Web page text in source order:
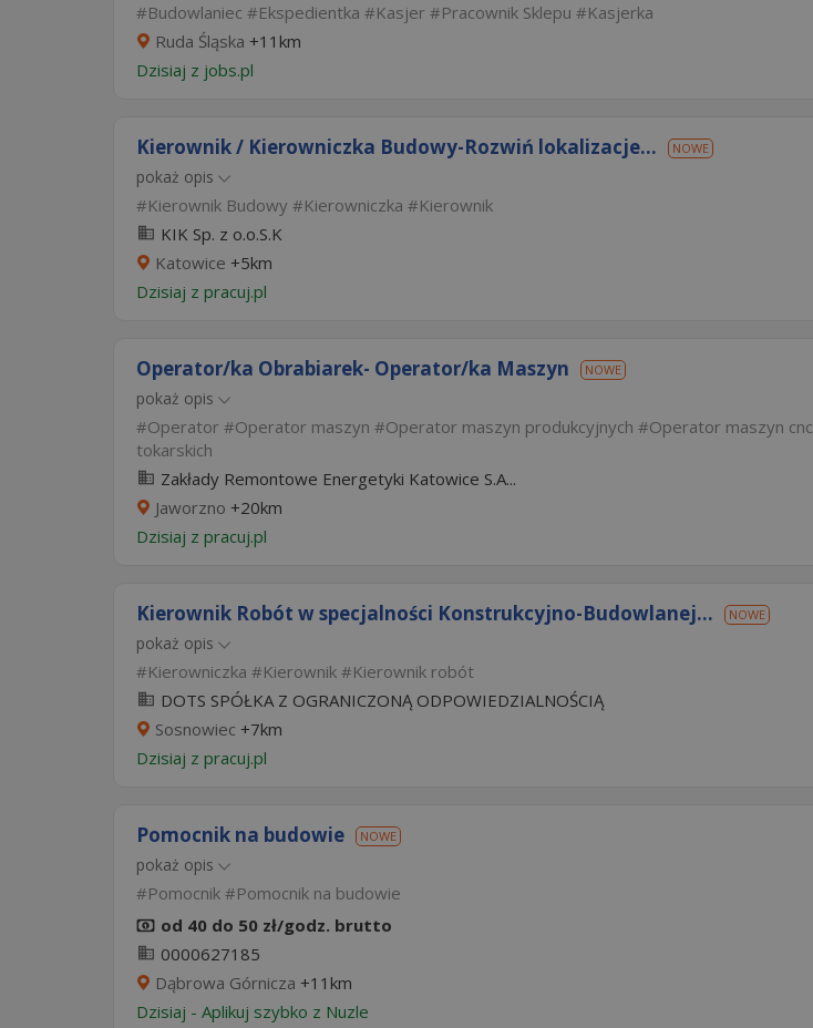
Budowlaniec Ekspedientka Kasjer Pracownik Sklepu
Kasjerka
Ruda Śląska +11km
Dzisiaj z jobs.pl
Kierownik / Kierowniczka Budowy-Rozwiń lokalizacje... NOWE
pokaż opis
Kierownik Budowy Kierowniczka
Kierownik
KIK Sp. z o.o.S.K
Katowice +5km
Dzisiaj z pracuj.pl
Operator/ka Obrabiarek- Operator/ka Maszyn NOWE
pokaż opis
Operator Operator maszyn Operator maszyn produkcyjnych Operator maszyn cnc
tokarskich
Zakłady Remontowe Energetyki Katowice S.A...
Jaworzno +20km
Dzisiaj z pracuj.pl
Kierownik Robót w specjalności Konstrukcyjno-Budowlanej... NOWE
pokaż opis
Kierowniczka Kierownik
Kierownik robót
DOTS SPÓŁKA Z OGRANICZONĄ ODPOWIEDZIALNOŚCIĄ
Sosnowiec +7km
Dzisiaj z pracuj.pl
Pomocnik na budowie NOWE
pokaż opis
Pomocnik
Pomocnik na budowie
od 40 do 50 zł/godz. brutto
0000627185
Dąbrowa Górnicza +11km
Dzisiaj - Aplikuj szybko z Nuzle